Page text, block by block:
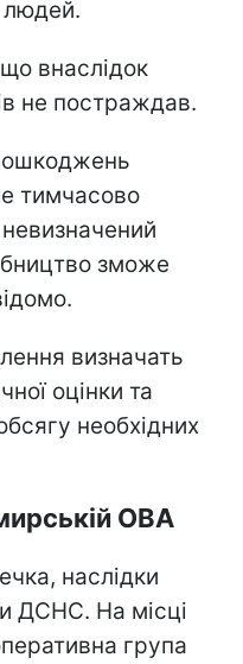
людей.
внаслідок
не постраждав.
тимчасово
зможе
визначать
оцінки та
необхідних
ОВА
наслідки
ДСНС. На місці
група